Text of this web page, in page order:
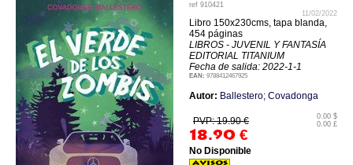
ref 910421
11/02/2022
Libro 150x230cms, tapa blanda,
454 páginas
LIBROS - JUVENIL Y FANTASÍA
EDITORIAL TITANIUM
Fecha de salida: 2022-1-1
EAN: 9788412467925
Autor: Ballestero; Covadonga
PVP: 19.90 €
18.90 €
0.00 $
0.00 £
No Disponible